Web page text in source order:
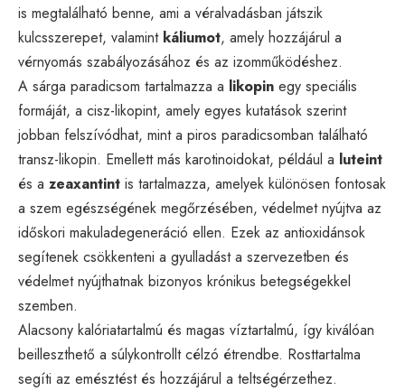
is megtalálható benne, ami a véralvadásban játszik
kulcsszerepet, valamint káliumot, amely hozzájárul a
vérnyomás szabályozásához és az izomműködéshez.
A sárga paradicsom tartalmazza a likopin egy speciális
formáját, a cisz-likopint, amely egyes kutatások szerint
jobban felszívódhat, mint a piros paradicsomban található
transz-likopin. Emellett más karotinoidokat, például a luteint
és a zeaxantint is tartalmazza, amelyek különösen fontosak
a szem egészségének megőrzésében, védelmet nyújtva az
időskori makuladegeneráció ellen. Ezek az antioxidánsok
segítenek csökkenteni a gyulladást a szervezetben és
védelmet nyújthatnak bizonyos krónikus betegségekkel
szemben.
Alacsony kalóriatartalmú és magas víztartalmú, így kiválóan
beilleszthető a súlykontrollt célzó étrendbe. Rosttartalma
segíti az emésztést és hozzájárul a teltségérzethez.